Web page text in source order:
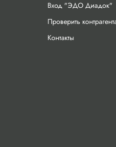
Вход "ЭДО Диадок"
Проверить
Контакты